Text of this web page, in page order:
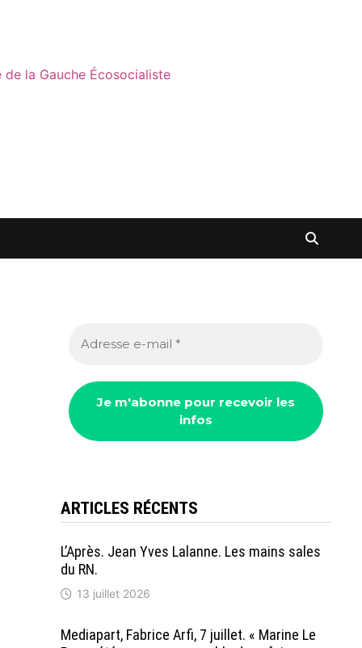
de la Gauche Écosocialiste
ARTICLES RÉCENTS
L’Après. Jean Yves Lalanne. Les mains sales
du RN.
13 juillet 2026
Mediapart, Fabrice Arfi, 7 juillet. « Marine Le